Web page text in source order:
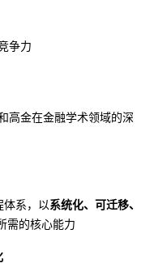
争力
高金在金融学术领域的深
系，以系统化、可迁移、
需的核心能力